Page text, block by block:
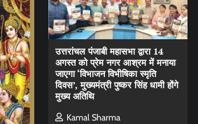
उत्तरांचल पंजाबी महासभा द्वारा 14
अगस्त को प्रेम नगर आश्रम में मनाया
जाएगा ‘विभाजन विभीषिका स्मृति
दिवस’, मुख्यमंत्री पुष्कर सिंह धामी होंगे
मुख्य अतिथि
Kamal Sharma